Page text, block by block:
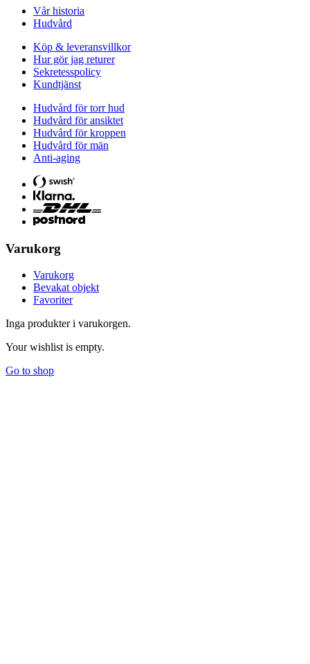
Vår historia
Hudvård
Köp & leveransvillkor
Hur gör jag returer
Sekretesspolicy
Kundtjänst
Hudvård för torr hud
Hudvård för ansiktet
Hudvård för kroppen
Hudvård för män
Anti-aging
Varukorg
Varukorg
Bevakat objekt
Favoriter
Inga produkter i varukorgen.
Your wishlist is empty.
Go to shop